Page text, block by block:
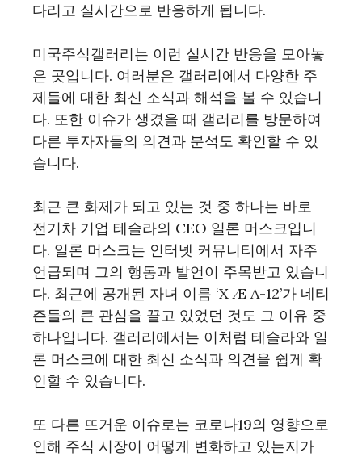
다리고 실시간으로 반응하게 됩니다.
미국주식갤러리는 이런 실시간 반응을 모아놓
은 곳입니다. 여러분은 갤러리에서 다양한 주
제들에 대한 최신 소식과 해석을 볼 수 있습니
다. 또한 이슈가 생겼을 때 갤러리를 방문하여
다른 투자자들의 의견과 분석도 확인할 수 있
습니다.
최근 큰 화제가 되고 있는 것 중 하나는 바로
전기차 기업 테슬라의 CEO 일론 머스크입니
다. 일론 머스크는 인터넷 커뮤니티에서 자주
언급되며 그의 행동과 발언이 주목받고 있습니
다. 최근에 공개된 자녀 이름 ‘X Æ A-12’가 네티
즌들의 큰 관심을 끌고 있었던 것도 그 이유 중
하나입니다. 갤러리에서는 이처럼 테슬라와 일
론 머스크에 대한 최신 소식과 의견을 쉽게 확
인할 수 있습니다.
또 다른 뜨거운 이슈로는 코로나19의 영향으로
인해 주식 시장이 어떻게 변화하고 있는지가